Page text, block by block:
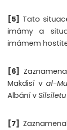
[5] Tato
imámy a
imámem
[6]
Makdisí v al-
Albání v
[7]